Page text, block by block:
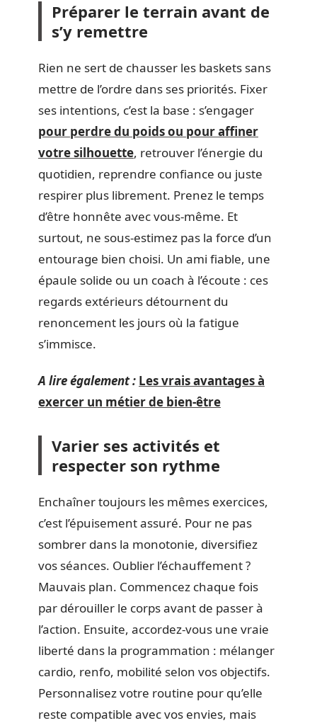
Préparer le terrain avant de
s’y remettre
Rien ne sert de chausser les baskets sans
mettre de l’ordre dans ses priorités. Fixer
ses intentions, c’est la base : s’engager
pour perdre du poids ou pour affiner
votre silhouette, retrouver l’énergie du
quotidien, reprendre confiance ou juste
respirer plus librement. Prenez le temps
d’être honnête avec vous-même. Et
surtout, ne sous-estimez pas la force d’un
entourage bien choisi. Un ami fiable, une
épaule solide ou un coach à l’écoute : ces
regards extérieurs détournent du
renoncement les jours où la fatigue
s’immisce.
A lire également : Les vrais avantages à
exercer un métier de bien-être
Varier ses activités et
respecter son rythme
Enchaîner toujours les mêmes exercices,
c’est l’épuisement assuré. Pour ne pas
sombrer dans la monotonie, diversifiez
vos séances. Oublier l’échauffement ?
Mauvais plan. Commencez chaque fois
par dérouiller le corps avant de passer à
l’action. Ensuite, accordez-vous une vraie
liberté dans la programmation : mélanger
cardio, renfo, mobilité selon vos objectifs.
Personnalisez votre routine pour qu’elle
reste compatible avec vos envies, mais